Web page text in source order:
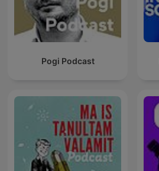
Pogi Podcast